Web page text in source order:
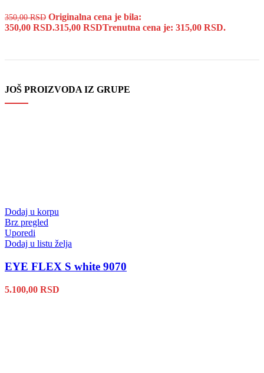
350,00RSD Originalna cena je bila:
350,00 RSD.315,00 RSDTrenutna cena je: 315,00 RSD.
JOŠ PROIZVODA IZ GRUPE
Dodaj u korpu
Brz pregled
Uporedi
Dodaj u listu želja
EYE FLEX S white 9070
5.100,00 RSD